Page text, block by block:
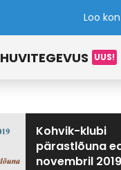
Loo
HUVITEGEVUS
Kohvik-klubi
pärastlõuna
novembril 2019